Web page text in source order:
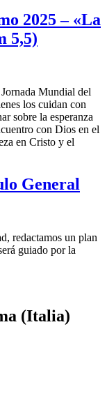
2025 – «La
5,5)
Mundial del
los cuidan con
sobre la esperanza
con Dios en el
en Cristo y el
General
redactamos un plan
guiado por la
(Italia)